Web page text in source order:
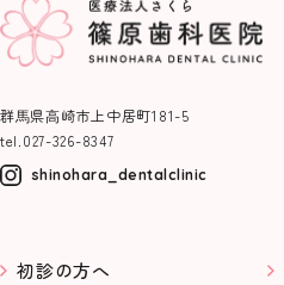
群⾺県⾼崎市上中居町181-5
tel. 027-326-8347
shinohara_dentalclinic
初診の方へ